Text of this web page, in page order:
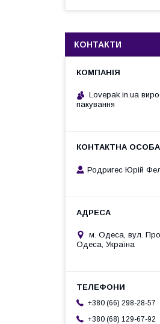
КОНТАКТИ
Lovepak.in.ua
пакування
Родригес Юрій
м. Одеса, вул.
Одеса, Україна
+380 (66) 298-28-57
+380 (68) 129-67-92